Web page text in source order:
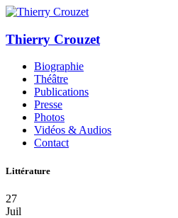
Thierry Crouzet
Biographie
Théâtre
Publications
Presse
Photos
Vidéos & Audios
Contact
Littérature
27
Juil